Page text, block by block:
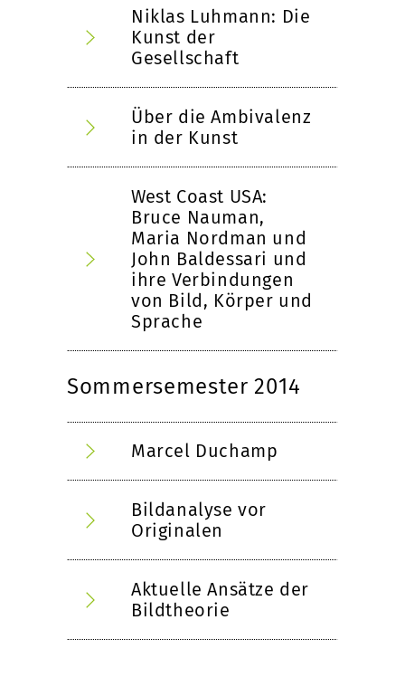
Niklas Luhmann: Die
Kunst der
Gesellschaft
Über die Ambivalenz
in der Kunst
West Coast USA:
Bruce Nauman,
Maria Nordman und
John Baldessari und
ihre Verbindungen
von Bild, Körper und
Sprache
Sommersemester 2014
Marcel Duchamp
Bildanalyse vor
Originalen
Aktuelle Ansätze der
Bildtheorie